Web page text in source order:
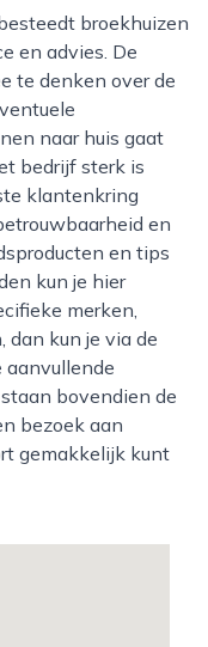
en advies. De
te denken over de
naar huis gaat
bedrijf sterk is
klantenkring
en
en tips
kun je hier
merken,
dan kun je via de
aanvullende
bovendien de
bezoek aan
gemakkelijk kunt